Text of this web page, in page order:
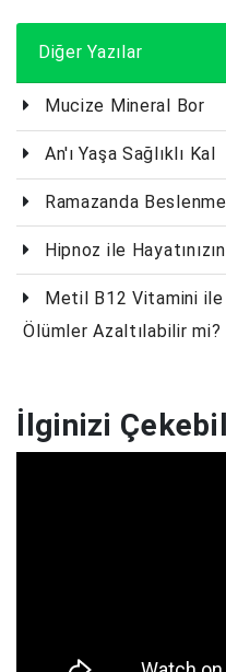
Diğer Yazılar
Mucize Mineral Bor
An'ı Yaşa Sağlıklı Kal
Ramazanda Beslenme
Hipnoz ile
Metil B12 Vitamini ile
Ölümler Azaltılabilir mi?
İlginizi